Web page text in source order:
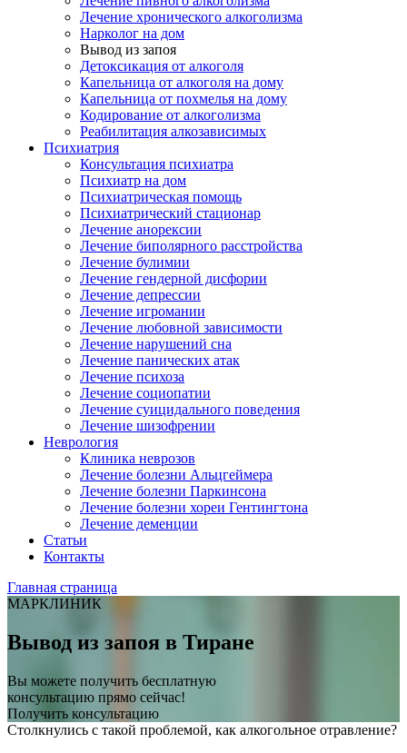
Лечение хронического алкоголизма
Нарколог на дом
Вывод из запоя
Детоксикация от алкоголя
Капельница от алкоголя на дому
Капельница от похмелья на дому
Кодирование от алкоголизма
Реабилитация алкозависимых
Психиатрия
Консультация психиатра
Психиатр на дом
Психиатрическая помощь
Психиатрический стационар
Лечение анорексии
Лечение биполярного расстройства
Лечение булимии
Лечение гендерной дисфории
Лечение депрессии
Лечение игромании
Лечение любовной зависимости
Лечение нарушений сна
Лечение панических атак
Лечение психоза
Лечение социопатии
Лечение суицидального поведения
Лечение шизофрении
Неврология
Клиника неврозов
Лечение болезни Альцгеймера
Лечение болезни Паркинсона
Лечение болезни хореи Гентингтона
Лечение деменции
Статьи
Контакты
Главная страница
МАРКЛИНИК
Вывод из запоя в Тиране
Вы можете получить бесплатную
консультацию прямо сейчас!
Получить консультацию
Столкнулись с такой проблемой, как алкогольное отравление?